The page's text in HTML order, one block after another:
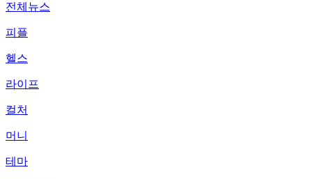
전체뉴스
피플
헬스
라이프
컬처
머니
테마